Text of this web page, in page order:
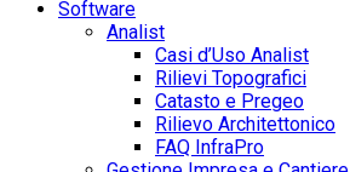
Software
Analist
Casi d’Uso Analist
Rilievi Topografici
Catasto e Pregeo
Rilievo Architettonico
FAQ InfraPro